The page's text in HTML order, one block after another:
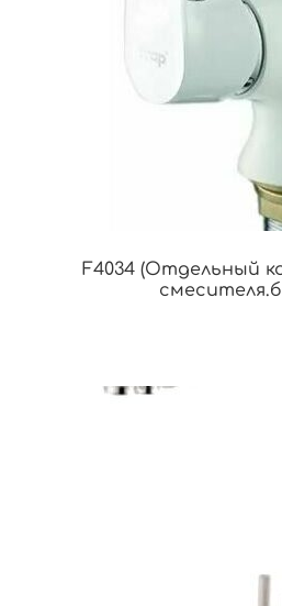
F4034 (Отдельный